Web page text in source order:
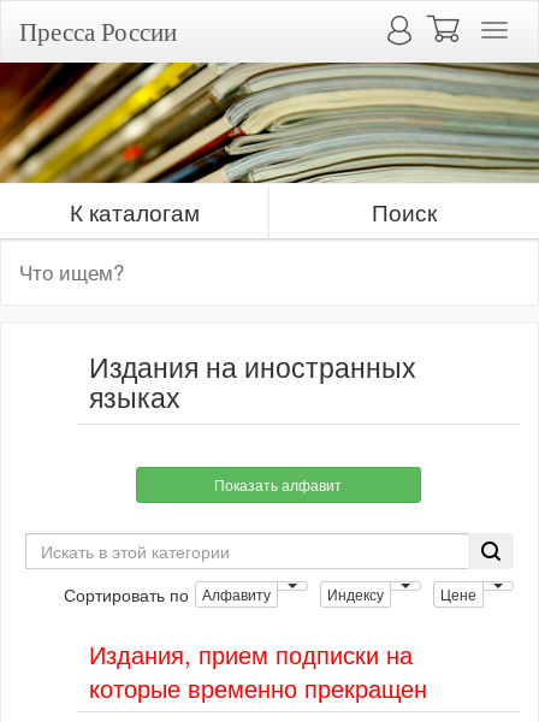
Пресса России
К каталогам Поиск
Издания на иностранных
языках
Показать алфавит
Сортировать по Алфавиту Индексу Цене
Издания, прием подписки на
которые временно прекращен